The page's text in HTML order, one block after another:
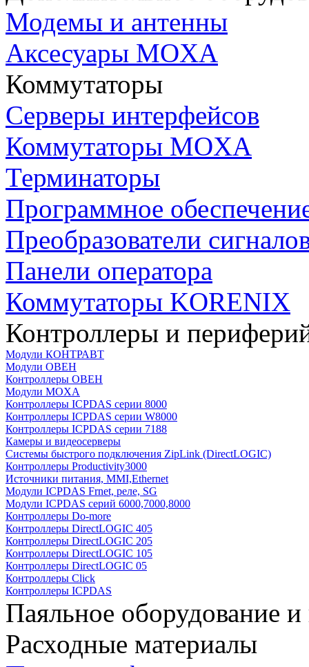
Модемы и антенны
Аксесуары MOXA
Коммутаторы
Серверы интерфейсов
Коммутаторы MOXA
Терминаторы
Программное
Преобразователи
Панели оператора
Коммутаторы KORENIX
Контроллеры и
Модули КОНТРАВТ
Модули ОВЕН
Контроллеры ОВЕН
Модули MOXA
Контроллеры ICPDAS серии 8000
Контроллеры ICPDAS серии W8000
Контроллеры ICPDAS серии 7188
Камеры и видеосерверы
Системы быстрого подключения ZipLink (DirectLOGIC)
Контроллеры Productivity3000
Источники питания, MMI,Ethernet
Модули ICPDAS Frnet, реле, SG
Модули ICPDAS серий 6000,7000,8000
Контроллеры Do-more
Контроллеры DirectLOGIC 405
Контроллеры DirectLOGIC 205
Контроллеры DirectLOGIC 105
Контроллеры DirectLOGIC 05
Контроллеры Click
Контроллеры ICPDAS
Паяльное оборудование
Расходные материалы